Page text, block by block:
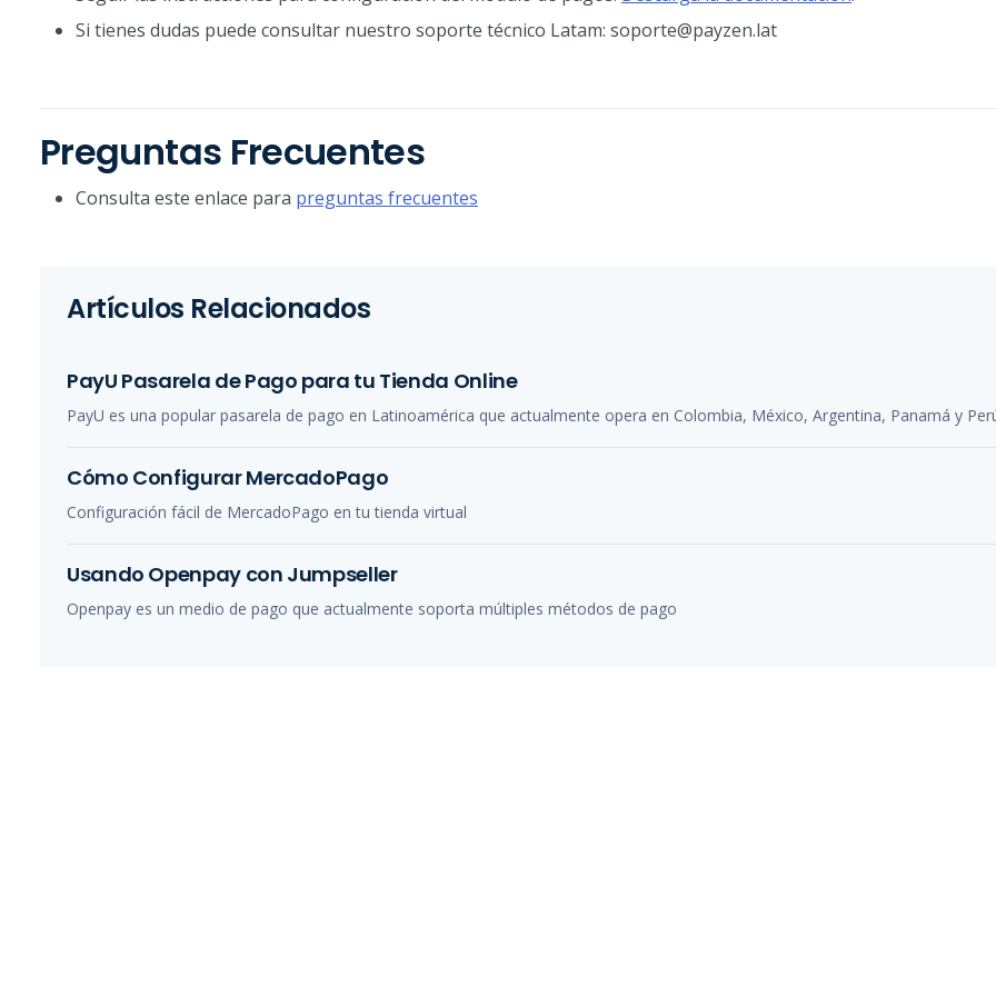
Si tienes dudas puede consultar nuestro soporte técnico Latam: soporte@payzen.lat
Preguntas Frecuentes
Consulta este enlace para preguntas frecuentes
Artículos Relacionados
PayU Pasarela de Pago para tu Tienda Online
PayU es una popular pasarela de pago en Latinoamérica que actualmente opera en Colombia, México, Argentina, Panamá y
Cómo Configurar MercadoPago
Configuración fácil de MercadoPago en tu tienda virtual
Usando Openpay con Jumpseller
Openpay es un medio de pago que actualmente soporta múltiples métodos de pago